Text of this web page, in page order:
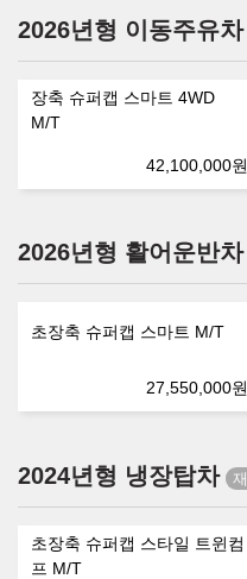
2026년형 이동주유차
장축 슈퍼캡 스마트 4WD
M/T
42,100,000원
2026년형 활어운반차
초장축 슈퍼캡 스마트 M/T
27,550,000원
2024년형 냉장탑차
초장축 슈퍼캡 스타일 트윈컴
프 M/T